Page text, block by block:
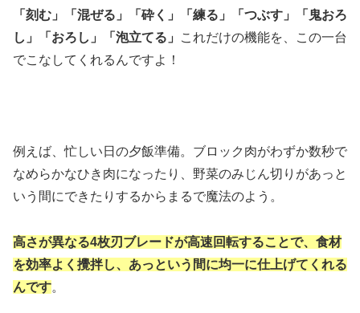
「刻む」「混ぜる」「砕く」「練る」「つぶす」「鬼おろ
し」「おろし」「泡立てる」
これだけの機能を、この一台
でこなしてくれるんですよ！
例えば、忙しい日の夕飯準備。ブロック肉がわずか数秒で
なめらかなひき肉になったり、野菜のみじん切りがあっと
いう間にできたりするからまるで魔法のよう。
高さが異なる4枚刃ブレードが高速回転することで、食材
を効率よく攪拌し、あっという間に均一に仕上げてくれる
んです。